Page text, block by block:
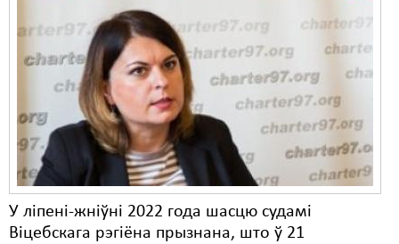
У ліпені-жніўні 2022 года шасцю судамі
Віцебскага рэгіёна прызнана, што ў 21
Карная псыхіятрыя
КПЧ ААН
Культурныя правы
ЛПП
Мігранты
Мірныя сходы